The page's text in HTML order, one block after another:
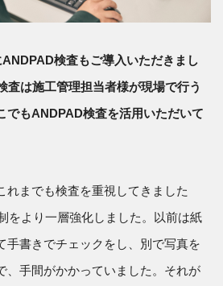
検査もご導入いただきまし
査は施工管理担当者様が現場で行う
でもANDPAD検査を活用いただいて
までも検査を重視してきました
をより一層強化しました。以前は紙
手書きでチェックをし、別で写真を
、手間がかかっていました。それが